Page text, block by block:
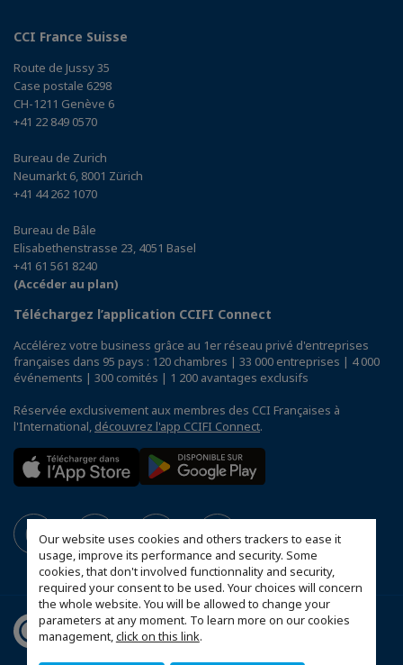
Our website uses cookies and others trackers to ease it
usage, improve its performance and security. Some
cookies, that don't involved functionnality and security,
required your consent to be used. Your choices will concern
the whole website. You will be allowed to change your
parameters at any moment. To learn more on our cookies
management,click on this link.
CCI France Suisse
Route de Jussy 35
Case postale 6298
CH-1211 Genève 6
+41 22 849 0570
Bureau de Zurich
Neumarkt 6, 8001 Zürich
+41 44 262 1070
Bureau de Bâle
Elisabethenstrasse 23, 4051 Basel
+41 61 561 8240
(Accéder au plan)
Téléchargez l’application CCIFI Connect
Accélérez votre business grâce au 1er réseau privé d'entreprises
françaises dans 95 pays : 120 chambres | 33 000 entreprises | 4 000
événements | 300 comités | 1 200 avantages exclusifs
Réservée exclusivement aux membres des CCI Françaises à
l'International, découvrez l'app CCIFI Connect.